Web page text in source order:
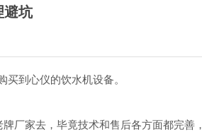
坑
到心仪的饮水机设备。
厂家去，毕竟技术和售后各方面都完善，